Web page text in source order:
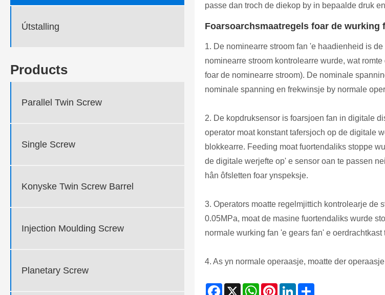
Útstalling
Products
Parallel Twin Screw
Single Screw
Konyske Twin Screw Barrel
Injection Moulding Screw
Planetary Screw
passe dan troch de diekop by in bepaalde druk
Foarsoarchsmaatregels foar de
1. De nominearre stroom fan 'e haadienheid is
nominearre stroom kontrolearre wurde, wat
foar de nominearre stroom). De nominale
nominale spanning en frekwinsje by normale
2. De kopdruksensor is foarsjoen fan in digitale
operator moat konstant tafersjoch op de digitale
blokkearre. Feeding moat fuortendaliks stoppe
de digitale werjefte op' e sensor oan te passen
hân ôfsletten foar ynspeksje.
3. Operators moatte regelmjittich kontrolearje de
0.05MPa, moat de masine fuortendaliks wurde
normale wurking fan 'e gears fan' e oerdrachtkast
4. As yn normale operaasje, moatte der
Facebook
X WhatsAppPinterestLinkedIn